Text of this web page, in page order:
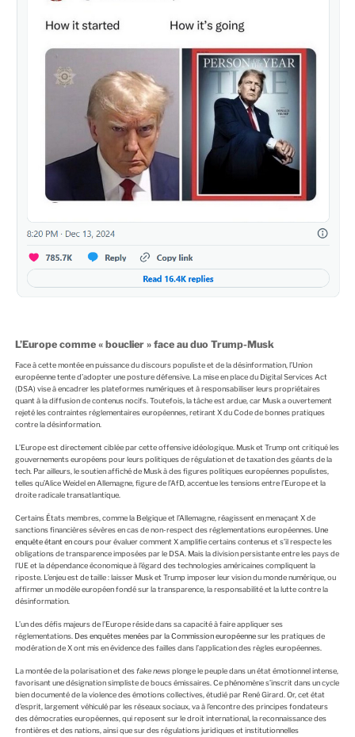
L’Europe comme « bouclier » face au duo Trump-Musk
Face à cette montée en puissance du discours populiste et de la désinformation, l’Union
européenne tente d’adopter une posture défensive. La mise en place du Digital Services Act
(DSA) vise à encadrer les plateformes numériques et à responsabiliser leurs propriétaires
quant à la diffusion de contenus nocifs. Toutefois, la tâche est ardue, car Musk a ouvertement
rejeté les contraintes réglementaires européennes, retirant X du Code de bonnes pratiques
contre la désinformation.
L’Europe est directement ciblée par cette offensive idéologique. Musk et Trump ont critiqué les
gouvernements européens pour leurs politiques de régulation et de taxation des géants de la
tech. Par ailleurs, le soutien affiché de Musk à des figures politiques européennes populistes,
telles qu’Alice Weidel en Allemagne, figure de l’AfD, accentue les tensions entre l’Europe et la
droite radicale transatlantique.
Certains États membres, comme la Belgique et l’Allemagne, réagissent en menaçant X de
sanctions financières sévères en cas de non-respect des réglementations européennes. Une
enquête étant en courspour évaluer comment X amplifie certains contenus et s’il respecte les
obligations de transparence imposées par le DSA. Mais la division persistante entre les pays de
l’UE et la dépendance économique à l’égard des technologies américaines compliquent la
riposte. L’enjeu est de taille : laisser Musk et Trump imposer leur vision du monde numérique, ou
affirmer un modèle européen fondé sur la transparence, la responsabilité et la lutte contre la
désinformation.
L’un des défis majeurs de l’Europe réside dans sa capacité à faire appliquer ses
réglementations. Des enquêtes menées par la Commission européennesur les pratiques de
modération de X ont mis en évidence des failles dans l’application des règles européennes.
La montée de la polarisation et desfake newsplonge le peuple dans un état émotionnel intense,
favorisant une désignation simpliste de boucs émissaires. Ce phénomène s’inscrit dans un cycle
bien documenté de la violence des émotions collectives, étudié par René Girard. Or, cet état
d’esprit, largement véhiculé par les réseaux sociaux, va à l’encontre des principes fondateurs
des démocraties européennes, qui reposent sur le droit international, la reconnaissance des
frontières et des nations, ainsi que sur des régulations juridiques et institutionnelles